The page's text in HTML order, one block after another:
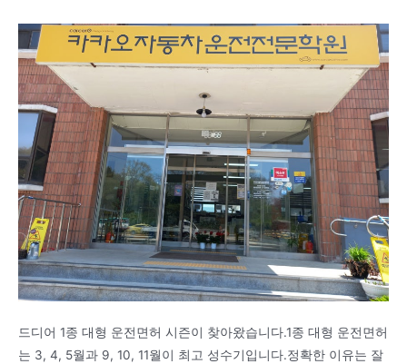
드디어 1종 대형 운전면허 시즌이 찾아왔습니다.1종 대형 운전면허
는 3, 4, 5월과 9, 10, 11월이 최고 성수기입니다.정확한 이유는 잘